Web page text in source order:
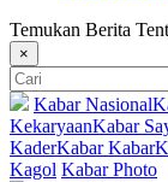
Temukan Berita
×
Kabar Nasional
KekaryaanKabar
KaderKabar Kabar
Kagol Kabar Photo